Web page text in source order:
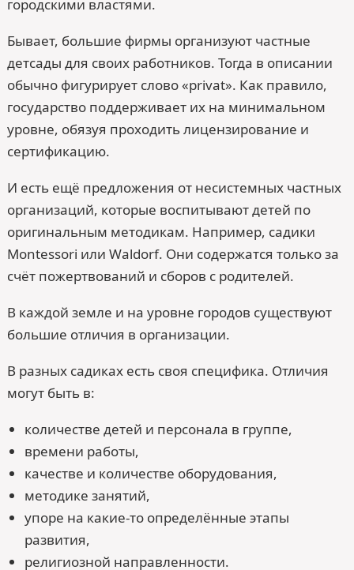
городскими властями.
Бывает, большие фирмы организуют частные
детсады для своих работников. Тогда в описании
обычно фигурирует слово «privat». Как правило,
государство поддерживает их на минимальном
уровне, обязуя проходить лицензирование и
сертификацию.
И есть ещё предложения от несистемных частных
организаций, которые воспитывают детей по
оригинальным методикам. Например, садики
Montessori или Waldorf. Они содержатся только за
счёт пожертвований и сборов с родителей.
В каждой земле и на уровне городов существуют
большие отличия в организации.
В разных садиках есть своя специфика. Отличия
могут быть в:
количестве детей и персонала в группе,
времени работы,
качестве и количестве оборудования,
методике занятий,
упоре на какие-то определённые этапы
развития,
религиозной направленности.